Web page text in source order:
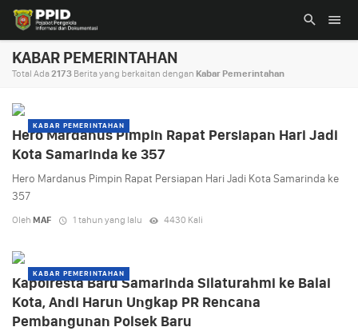
KABAR PEMERINTAHAN
Total Ada2173 Berita yang berkaitan dengan Kabar Pemerintahan
KABAR PEMERINTAHAN
Hero Mardanus Pimpin Rapat Persiapan Hari Jadi
Kota Samarinda ke 357
Hero Mardanus Pimpin Rapat Persiapan Hari Jadi Kota Samarinda ke
357
Oleh MAF 1 tahun yang lalu 4430 Kali
KABAR PEMERINTAHAN
Kapolresta Baru Samarinda Silaturahmi ke Balai
Kota, Andi Harun Ungkap PR Rencana
Pembangunan Polsek Baru